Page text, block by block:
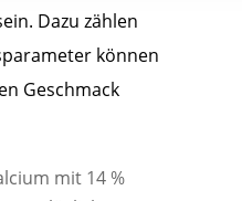
Dazu zählen
können
Geschmack
mit 14 %